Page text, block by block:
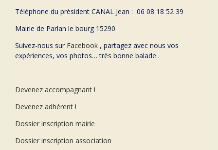
Téléphone du président CANAL Jean : 06 08 18 52 39
Mairie de Parlan le bourg 15290
Suivez-nous sur Facebook , partagez avec nous vos
expériences, vos photos… très bonne balade .
Devenez accompagnant !
Devenez adhérent !
Dossier inscription mairie
Dossier inscription association